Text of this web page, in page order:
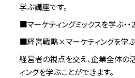
学ぶ講座です。
■マーケティングミックスを学ぶ・
■経営戦略×マーケティングを学ぶ
経営者の視点を交え、企業全体の
ィングを学ぶことができます。